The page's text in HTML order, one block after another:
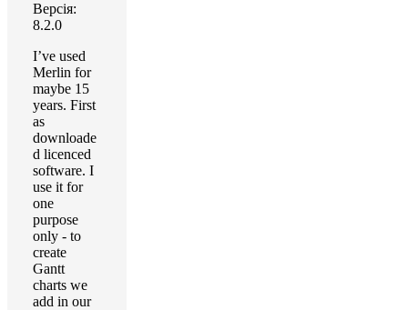
Версія:
8.2.0
I’ve used
Merlin for
maybe 15
years. First
as
downloade
d licenced
software. I
use it for
one
purpose
only - to
create
Gantt
charts we
add in our